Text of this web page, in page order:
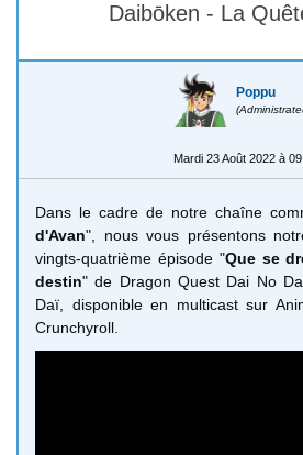
Daibōken - La
Poppu
Mardi 23 Août 2022 à
Dans le cadre de notre chaîne
d'Avan", nous vous présentons
vingts-quatrième épisode "Que se
destin" de Dragon Quest Dai No
Daï, disponible en multicast sur
Crunchyroll.